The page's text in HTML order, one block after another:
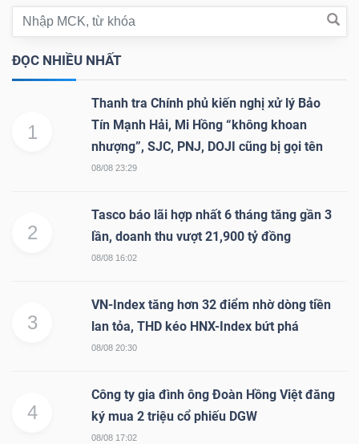
ĐỌC NHIỀU NHẤT
1
Thanh tra Chính phủ kiến nghị xử lý Bảo
Tín Mạnh Hải, Mi Hồng “không khoan
nhượng”, SJC, PNJ, DOJI cũng bị gọi tên
08/08 23:29
2
Tasco báo lãi hợp nhất 6 tháng tăng gần 3
lần, doanh thu vượt 21,900 tỷ đồng
08/08 16:02
3
VN-Index tăng hơn 32 điểm nhờ dòng tiền
lan tỏa, THD kéo HNX-Index bứt phá
08/08 20:30
4
Công ty gia đình ông Đoàn Hồng Việt đăng
ký mua 2 triệu cổ phiếu DGW
08/08 17:02
SẢN
Mã
chứng
(-)
đạo
Tin